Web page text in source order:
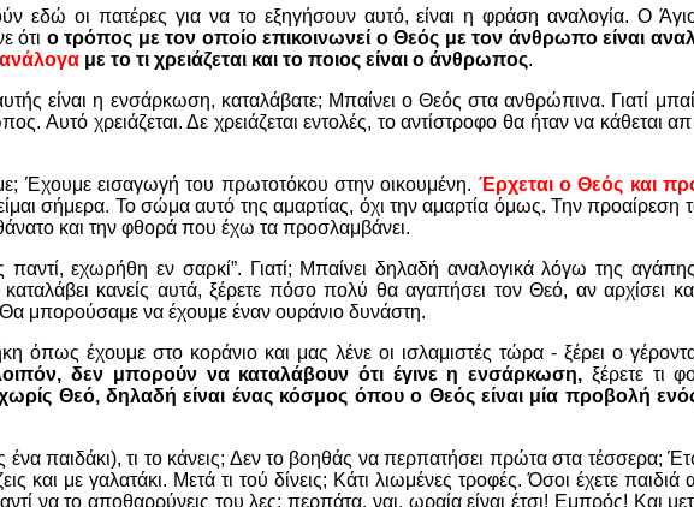
εδώ οι πατέρες για να το εξηγήσουν αυτό, είναι η φράση αναλογία. Ο
ότι ο τρόπος με τον οποίο επικοινωνεί ο Θεός με τον άνθρωπο είναι
ανάλογα με το τι χρειάζεται και το ποιος είναι ο άνθρωπος.
είναι η ενσάρκωση, καταλάβατε; Μπαίνει ο Θεός στα ανθρώπινα. Γιατί
Αυτό χρειάζεται. Δε χρειάζεται εντολές, το αντίστροφο θα ήταν να κάθεται
Έχουμε εισαγωγή του πρωτοτόκου στην οικουμένη. Έρχεται ο Θεός και
σήμερα. Το σώμα αυτό της αμαρτίας, όχι την αμαρτία όμως. Την προαίρεση
και την φθορά που έχω τα προσλαμβάνει.
παντί, εχωρήθη εν σαρκί”. Γιατί; Μπαίνει δηλαδή αναλογικά λόγω της
κανείς αυτά, ξέρετε πόσο πολύ θα αγαπήσει τον Θεό, αν αρχίσει και
Θα μπορούσαμε να έχουμε έναν ουράνιο δυνάστη.
όπως έχουμε στο κοράνιο και μας λένε οι ισλαμιστές τώρα - ξέρει ο
δεν μπορούν να καταλάβουν ότι έγινε η ενσάρκωση, ξέρετε τι
Θεό, δηλαδή είναι ένας κόσμος όπου ο Θεός είναι μία προβολή
ένα παιδάκι), τι το κάνεις; Δεν το βοηθάς να περπατήσει πρώτα στα τέσσερα;
και με γαλατάκι. Μετά τι τού δίνεις; Κάτι λιωμένες τροφές. Όσοι έχετε
να το αποθαρρύνεις του λες: περπάτα, ναι, ωραία είναι έτσι! Εμπρός! Και